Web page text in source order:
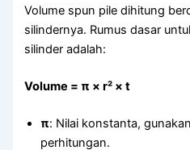
Volume spun pile dihitung
silindernya. Rumus dasar
silinder adalah:
Volume = π × r² × t
π: Nilai konstanta,
perhitungan.